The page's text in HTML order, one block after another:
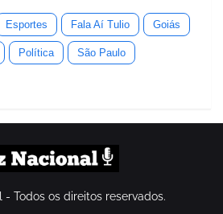
Esportes Fala Aí Tulio Goiás
Política São Paulo
Todos os direitos reservados.